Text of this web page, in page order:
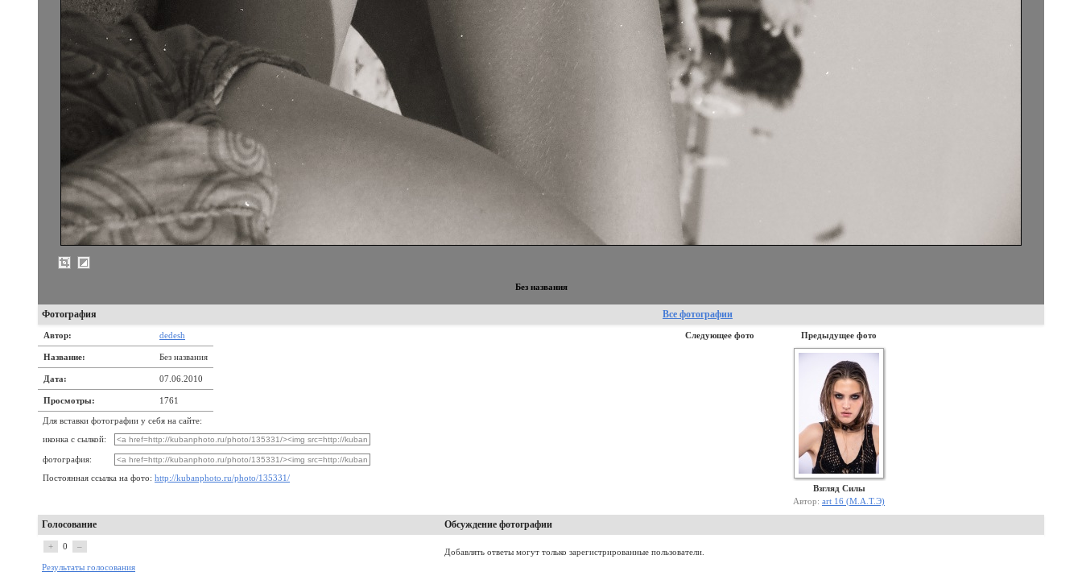
Без названия
Фотография Все фотографии
Автор: dedesh
Название: Без названия
Дата: 07.06.2010
Просмотры: 1761
Для вставки фотографии у себя на сайте:
иконка с сылкой:
фотография:
Постоянная ссылка на фото: http://kubanphoto.ru/photo/135331/
Следующее фото Предыдущее фото
Взгляд Силы
Автор: art 16 (М.А.Т.Э)
Голосование Обсуждение фотографии
+ 0 –
Результаты голосования
Добавлять ответы могут только зарегистрированные пользователи.